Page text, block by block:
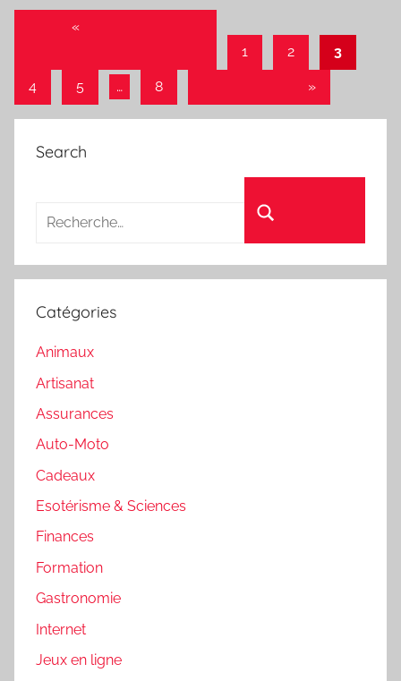
Pagination
publications
«Publications
1 2 3
4 5 … 8 »
Search
Catégories
Animaux
Artisanat
Assurances
Auto-Moto
Cadeaux
Esotérisme & Sciences
Finances
Formation
Gastronomie
Internet
Jeux en ligne